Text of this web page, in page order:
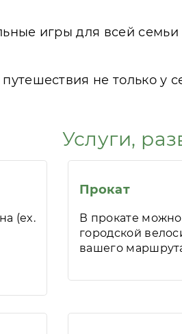
игры для всей
не только у
Услуги,
(ex.
Прокат
В прокате
городской
вашего